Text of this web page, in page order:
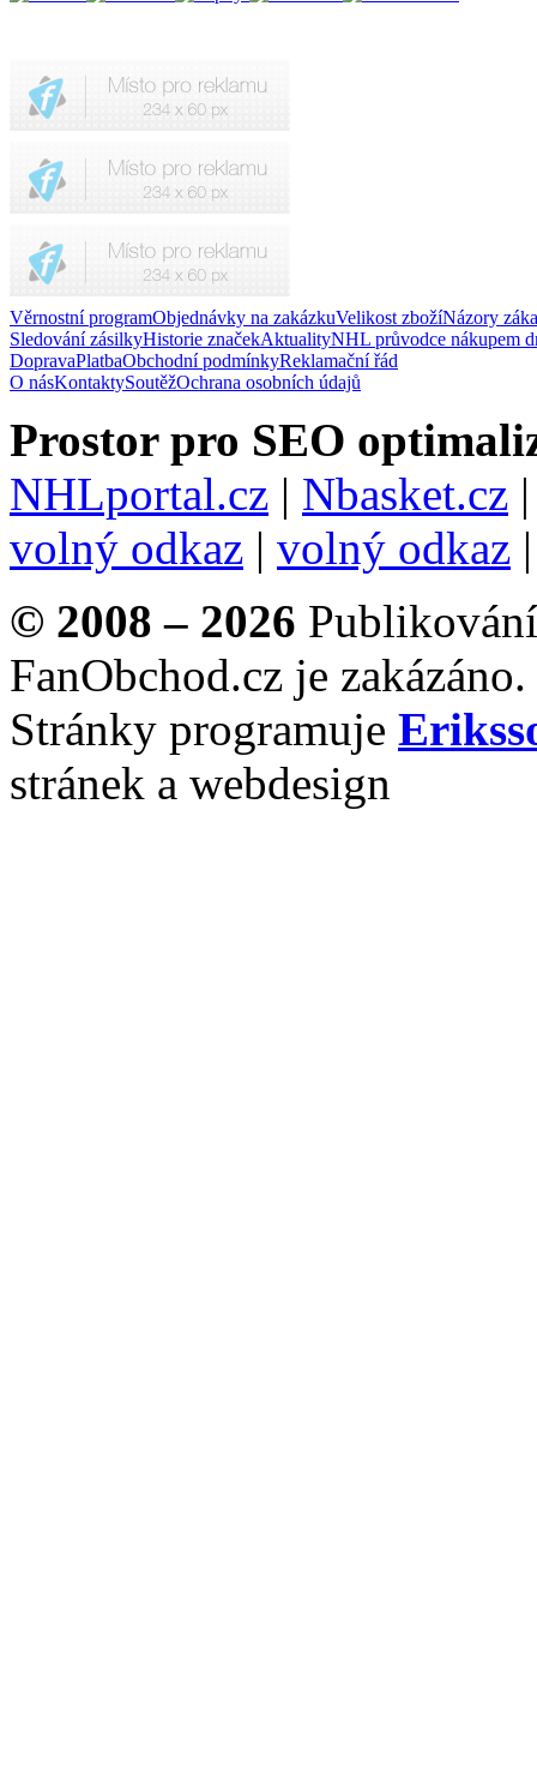
Věrnostní programObjednávky na zakázkuVelikost zbožíNázory
Sledování zásilkyHistorie značekAktualityNHL průvodce nákupem
DopravaPlatbaObchodní podmínkyReklamační řád
O násKontaktySoutěžOchrana osobních údajů
Prostor pro SEO
NHLportal.cz | Nbasket.cz
volný odkaz | volný odkaz
© 2008 – 2026
FanObchod.cz je zakázáno.
Stránky programuje
stránek a webdesign